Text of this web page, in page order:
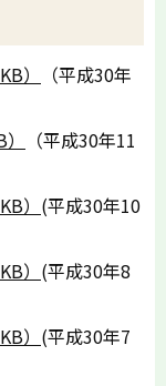
）
（平成30年
（平成30年11
） (平成30年10
） (平成30年8
） (平成30年7